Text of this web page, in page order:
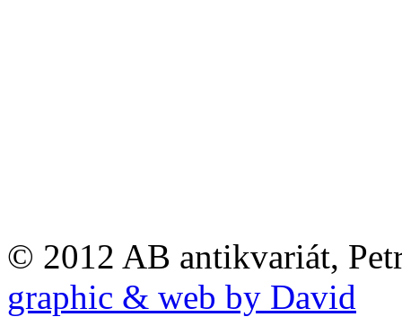
© 2012 AB antikvariát,
graphic & web by David